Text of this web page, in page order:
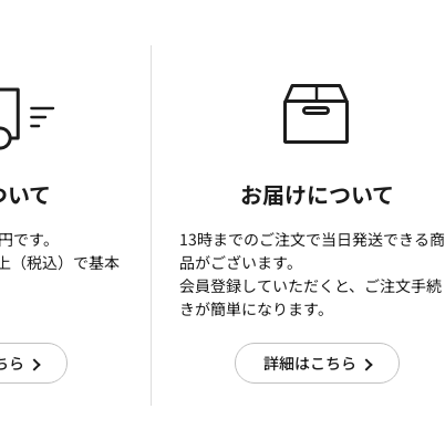
て
です。
（税込）で基本
ら
お届けについて
13時までのご注文で当日発送できる商
品がございます。
会員登録していただくと、ご注文手続
きが簡単になります。
詳細はこちら